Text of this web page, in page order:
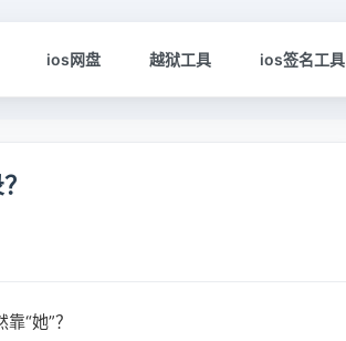
ios网盘 越狱工具 ios签名工具